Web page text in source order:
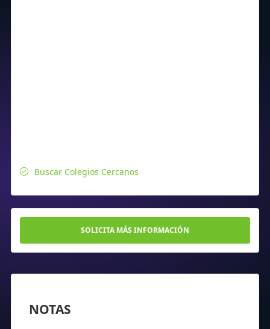
Buscar Colegios Cercanos
SOLICITA MÁS INFORMACIÓN
NOTAS